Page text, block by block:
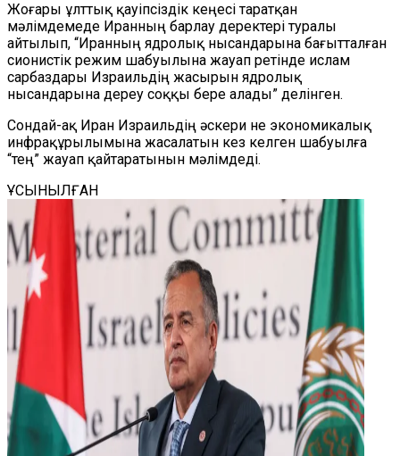
Жоғары ұлттық қауіпсіздік кеңесі таратқан
мәлімдемеде Иранның барлау деректері туралы
айтылып, “Иранның ядролық нысандарына бағытталған
сионистік режим шабуылына жауап ретінде ислам
сарбаздары Израильдің жасырын ядролық
нысандарына дереу соққы бере алады” делінген.
Сондай-ақ Иран Израильдің әскери не экономикалық
инфрақұрылымына жасалатын кез келген шабуылға
“тең” жауап қайтаратынын мәлімдеді.
ҰСЫНЫЛҒАН